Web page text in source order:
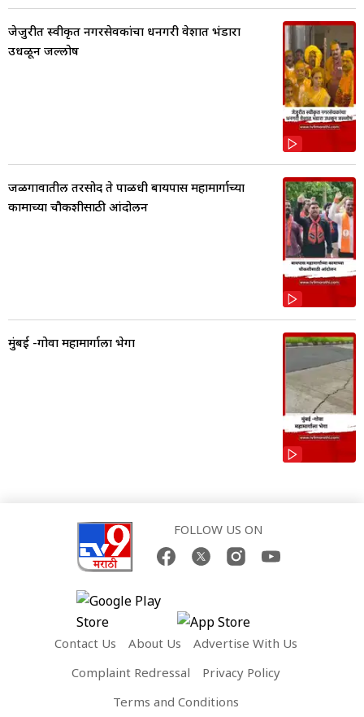
जेजुरीत स्वीकृत नगरसेवकांचा धनगरी वेशात भंडारा
उधळून जल्लोष
जळगावातील तरसोद ते पाळधी बायपास महामार्गाच्या
कामाच्या चौकशीसाठी आंदोलन
मुंबई -गोवा महामार्गाला भेगा
FOLLOW US ON
Contact Us About Us
Advertise With Us
Complaint Redressal
Privacy Policy
Terms and Conditions